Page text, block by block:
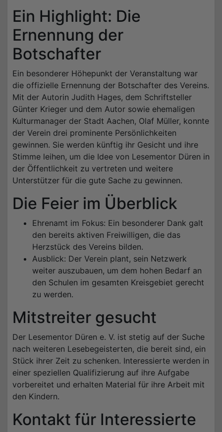
Ein Highlight: Die
Ernennung der
Botschafter
Ein besonderer Höhepunkt der Veranstaltung war
die offizielle Ernennung der Botschafter des Vereins.
Mit der Autorin Judith Hages, dem Schriftsteller
Günter Krieger und dem Autor sowie ehemaligen
Kulturmanager der Stadt Aachen, Olaf Müller, konnte
der Verein drei prominente Persönlichkeiten
gewinnen. Sie werden künftig ihr Gesicht und ihre
Stimme leihen, um die Idee von Lesementor Düren in
der Öffentlichkeit zu vertreten und weitere
Unterstützer für die gute Sache zu gewinnen.
Die Feier im Überblick
Ehrenamt im Fokus: Ein besonderer Dank galt
den bereits aktiven Freiwilligen, die das
Herzstück des Vereins bilden.
Ausblick: Der Verein plant, sein Netzwerk
weiter auszubauen, um dem hohen Bedarf an
den Schulen im gesamten Kreisgebiet gerecht
zu werden.
Mitstreiter gesucht
Der Lesementor Düren e. V. ist stetig auf der Suche
nach weiteren Lesebegeisterten, die bereit sind, ein
Stück ihrer Zeit zu schenken. Interessierte werden in
einer speziellen Qualifizierung auf ihre Aufgabe
vorbereitet und erhalten Material für ihre Arbeit mit
den Kindern.
Kontakt für Interessierte